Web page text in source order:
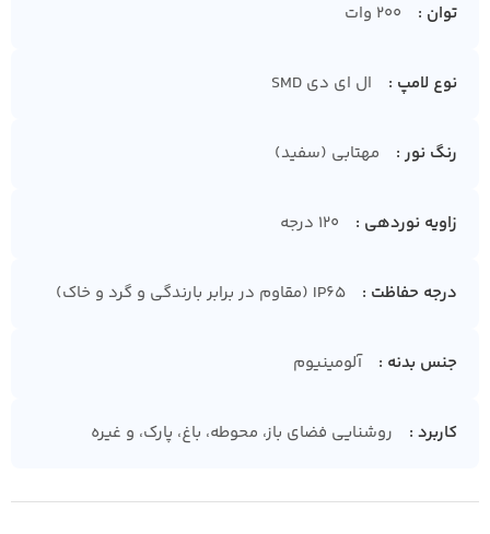
توان 200 وات
نوع لامپ ال ای دی SMD
رنگ نور مهتابی (سفید)
زاویه نوردهی 120 درجه
درجه حفاظت IP65 (مقاوم در برابر بارندگی و گرد و خاک)
جنس بدنه آلومینیوم
کاربرد روشنایی فضای باز، محوطه، باغ، پارک، و غیره